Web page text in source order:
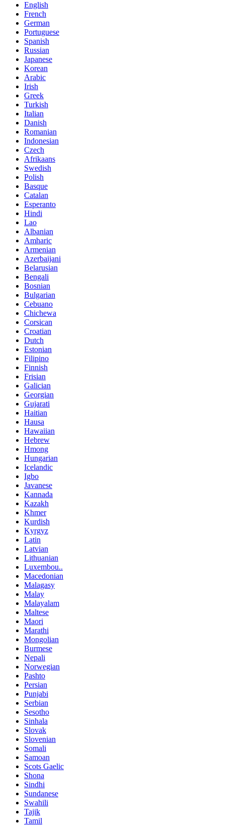
English
French
German
Portuguese
Spanish
Russian
Japanese
Korean
Arabic
Irish
Greek
Turkish
Italian
Danish
Romanian
Indonesian
Czech
Afrikaans
Swedish
Polish
Basque
Catalan
Esperanto
Hindi
Lao
Albanian
Amharic
Armenian
Azerbaijani
Belarusian
Bengali
Bosnian
Bulgarian
Cebuano
Chichewa
Corsican
Croatian
Dutch
Estonian
Filipino
Finnish
Frisian
Galician
Georgian
Gujarati
Haitian
Hausa
Hawaiian
Hebrew
Hmong
Hungarian
Icelandic
Igbo
Javanese
Kannada
Kazakh
Khmer
Kurdish
Kyrgyz
Latin
Latvian
Lithuanian
Luxembou..
Macedonian
Malagasy
Malay
Malayalam
Maltese
Maori
Marathi
Mongolian
Burmese
Nepali
Norwegian
Pashto
Persian
Punjabi
Serbian
Sesotho
Sinhala
Slovak
Slovenian
Somali
Samoan
Scots Gaelic
Shona
Sindhi
Sundanese
Swahili
Tajik
Tamil